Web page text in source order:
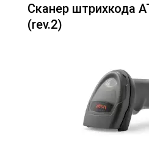
Сканер штрихкода
(rev.2)